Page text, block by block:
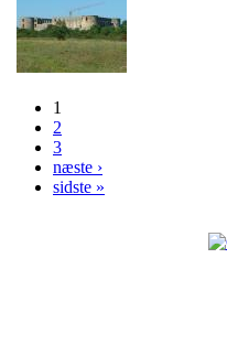
Sider
1
2
3
næste ›
sidste »